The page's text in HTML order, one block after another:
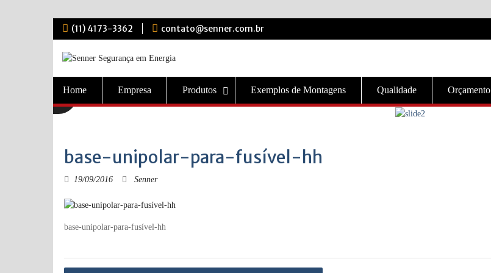
Skip
content
(11) 4173-3362 contato@senner.com.br
Home Empresa Produtos Exemplos de Montagens Qualidade Orçamento
base-unipolar-para-fusível-hh
19/09/2016 Senner
base-unipolar-para-fusível-hh